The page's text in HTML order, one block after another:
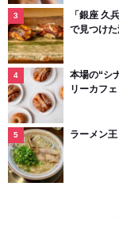
「銀座 久
で見つけ
本場の“シ
リーカフ
ラーメン